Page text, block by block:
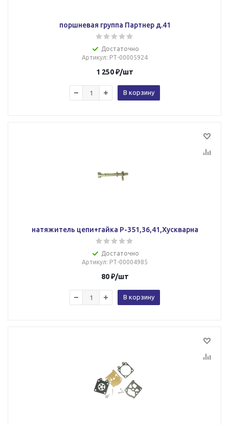
поршневая группа Партнер д.41
Достаточно
Артикул: РТ-00005924
1 250₽/шт
В корзину
натяжитель цепи+гайка P-351,36,41,Хускварна
Достаточно
Артикул: РТ-00004985
80₽/шт
В корзину